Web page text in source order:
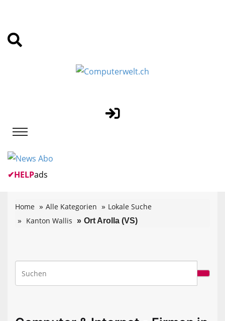
✔HELPads
Home Alle Kategorien
Lokale Suche
Kanton Wallis
Ort Arolla (VS)